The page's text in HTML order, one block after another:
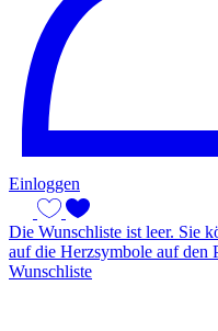
Einloggen
Die Wunschliste ist leer. Sie
auf die Herzsymbole auf den
Wunschliste